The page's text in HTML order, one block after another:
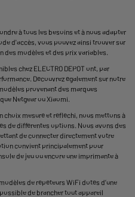
à tous les besoins et à nous adapter
d'accès, vous pouvez ainsi trouver sur
des modèles et des prix variables.
chez ELECTRO DEPOT ont, par
Découvrez également sur notre
provenant des marques
Netgear ou Xiaomi.
mesuré et réfléchi, nous mettons à
de différentes options. Nous avons des
de connecter directement votre
convient principalement pour
de jeu ou encore une imprimante à
de répéteurs WiFi dotés d’une
de brancher tout appareil